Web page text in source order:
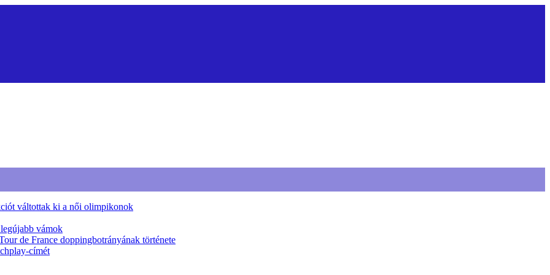
váltottak ki a női olimpikonok
vámok
de France doppingbotrányának története
címét